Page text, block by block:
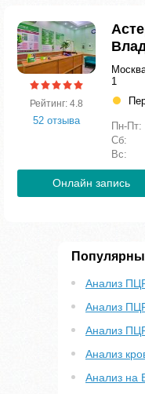
Рейтинг: 4.8
52 отзыва
1
Пн-Пт:
Сб:
Вс:
Онлайн запись
Анализ
Анализ
Анализ
Анализ
Анализ на